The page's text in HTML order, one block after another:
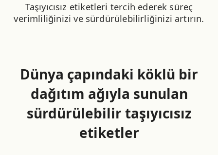
Taşıyıcısız etiketleri tercih ederek süreç
verimliliğinizi ve sürdürülebilirliğinizi artırın.
Dünya çapındaki köklü bir
dağıtım ağıyla sunulan
sürdürülebilir taşıyıcısız
etiketler